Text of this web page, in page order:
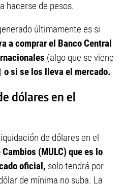
hacerse de pesos.
últimamente es si
a comprar el Banco Central
(algo que se viene
o si se los lleva el mercado.
dólares en el
de dólares en el
(MULC) que es lo
oficial, solo tendrá por
de mínima no suba. La